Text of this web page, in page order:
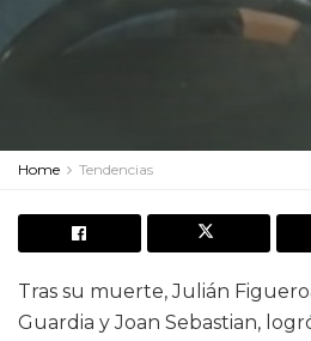
Home Tendencias
Tras su muerte, Julián
Guardia y Joan Sebastian,